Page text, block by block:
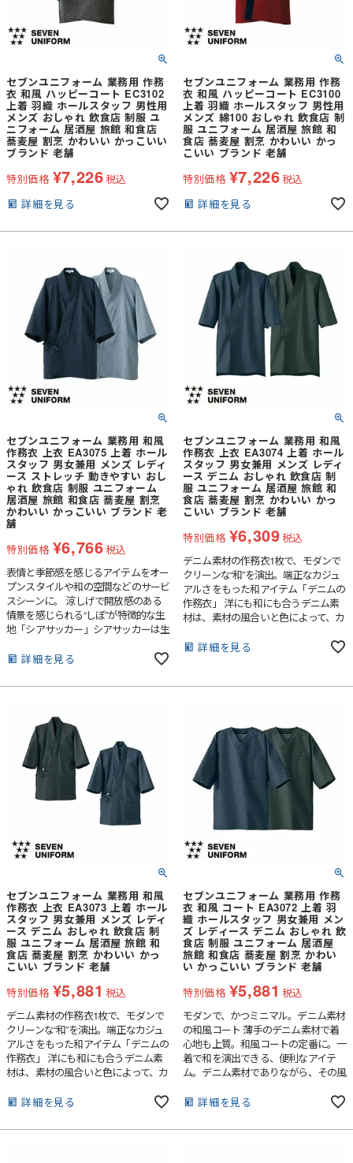
セブンユニフォーム 業務用 作務
衣 和風 ハッピーコート EC3102
上着 羽織 ホールスタッフ 男性用
メンズ おしゃれ 飲食店 制服 ユ
ニフォーム 居酒屋 旅館 和食店
蕎麦屋 割烹 かわいい かっこいい
ブランド 老舗
特別価格 ¥7,226税込
詳細を見る
セブンユニフォーム 業務用 作務
衣 和風 ハッピーコート EC3100
上着 羽織 ホールスタッフ 男性用
メンズ 綿100 おしゃれ 飲食店 制
服 ユニフォーム 居酒屋 旅館 和
食店 蕎麦屋 割烹 かわいい かっ
こいい ブランド 老舗
特別価格 ¥7,226税込
詳細を見る
セブンユニフォーム 業務用 和風
作務衣 上衣 EA3075 上着 ホール
スタッフ 男女兼用 メンズ レディ
ース ストレッチ 動きやすい おし
ゃれ 飲食店 制服 ユニフォーム
居酒屋 旅館 和食店 蕎麦屋 割烹
かわいい かっこいい ブランド 老
舗
特別価格 ¥6,766税込
表情と季節感を感じるアイテムをオー
プンスタイルや和の空間などのサービ
スシーンに。 涼しげで開放感のある
情景を感じられる“しぼ”が特徴的な生
地「シアサッカー」シアサッカーは生
に現れる様に織られた生地の種類で、
ありべたつきにくい生地です。生地表
がありますが、ユニフォーム基準をク
リアする丈夫なシアサッカー生地は今
まで存在していませんでした。1年以
上の研究・試作を経て、工業洗濯にも
耐えられるユニフォーム素材としての
シアサッカーを開発。風合いは綿リッ
チで柔らかに、見た目も肌触りも爽や
かに仕上がりました。“しぼ”による優
しい陰影とカジュアルな表情は癖がな
く、どなたでも自然に着こなすことが
できます。ストレッチ加工も施してい
るので肘や背中が突っ張ることなく、
す。
詳細を見る
セブンユニフォーム 業務用 和風
作務衣 上衣 EA3074 上着 ホール
スタッフ 男女兼用 メンズ レディ
ース デニム おしゃれ 飲食店 制
服 ユニフォーム 居酒屋 旅館 和
食店 蕎麦屋 割烹 かわいい かっ
こいい ブランド 老舗
特別価格 ¥6,309税込
デニム素材の作務衣1枚で、モダンで
クリーンな“和”を演出。端正なカジュ
アルさをもった和アイテム「デニムの
作務衣」 洋にも和にも合うデニム素
材は、素材の風合いと色によって、カ
気を醸します。普通に着るのも良いで
で格好良い印象になります。エプロン
のオリジナル素材であるデニム生地。
その風合いは、デニム素材でありなが
ら、薄手で着心地は軽やか。生デニム
の様な濃色で、素材の特性から通常の
綿100％デニムと違い、ほぼ色落ちは
しません。そのため、いつまでもクリ
ーンな印象を保つことが出来、ホスピ
タリティのあるユニフォームとして最
適な素材です。
詳細を見る
セブンユニフォーム 業務用 和風
作務衣 上衣 EA3073 上着 ホール
スタッフ 男女兼用 メンズ レディ
ース デニム おしゃれ 飲食店 制
服 ユニフォーム 居酒屋 旅館 和
食店 蕎麦屋 割烹 かわいい かっ
こいい ブランド 老舗
特別価格 ¥5,881 税込
デニム素材の作務衣1枚で、モダンで
クリーンな“和”を演出。端正なカジュ
アルさをもった和アイテム「デニムの
作務衣」 洋にも和にも合うデニム素
材は、素材の風合いと色によって、カ
気を醸します。普通に着るのも良いで
だけでも、デニム素材のおかげで新鮮
詳細を見る
セブンユニフォーム 業務用 作務
衣 和風 コート EA3072 上着 羽
織 ホールスタッフ 男女兼用 メン
ズ レディース デニム おしゃれ 飲
食店 制服 ユニフォーム 居酒屋
旅館 和食店 蕎麦屋 割烹 かわい
い かっこいい ブランド 老舗
特別価格 ¥5,881 税込
モダンで、かつミニマル。デニム素材
の和風コート 薄手のデニム素材で着
心地も上質。和風コートの定番に。一
着で和を演出できる、便利なアイテ
ム。デニム素材でありながら、その風
か。生デニムの様な濃色で、素材の特
ほぼ色落ちはしません。そのため、い
詳細を見る